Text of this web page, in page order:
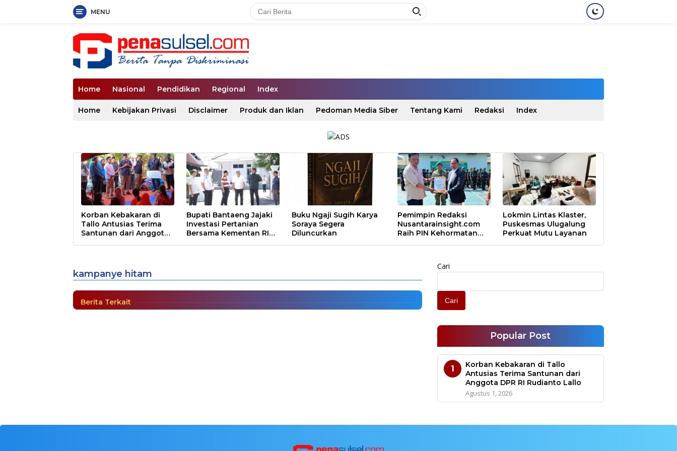
MENU
Home Nasional Pendidikan Regional Index
Home Kebijakan Privasi Disclaimer Produk dan Iklan Pedoman Media Siber Tentang Kami Redaksi Index
Korban Kebakaran di
Tallo Antusias Terima
Santunan dari Anggota
Bupati Bantaeng Jajaki
Investasi Pertanian
Bersama Kementan RI
Buku Ngaji Sugih Karya
Soraya Segera
Diluncurkan
Pemimpin Redaksi
Nusantarainsight.com
Raih PIN Kehormatan
Lokmin Lintas Klaster,
Puskesmas Ulugalung
Perkuat Mutu Layanan
kampanye hitam
Wantim DPP Nasdem: Jangan Tergoda Ikut Kampanye
Berita,POLITIK|Oktober 25, 2020
Berita Terkait
Cari
Cari
Popular Post
1
Korban Kebakaran di Tallo
Antusias Terima Santunan dari
Anggota DPR RI Rudianto Lallo
Agustus 1, 2026